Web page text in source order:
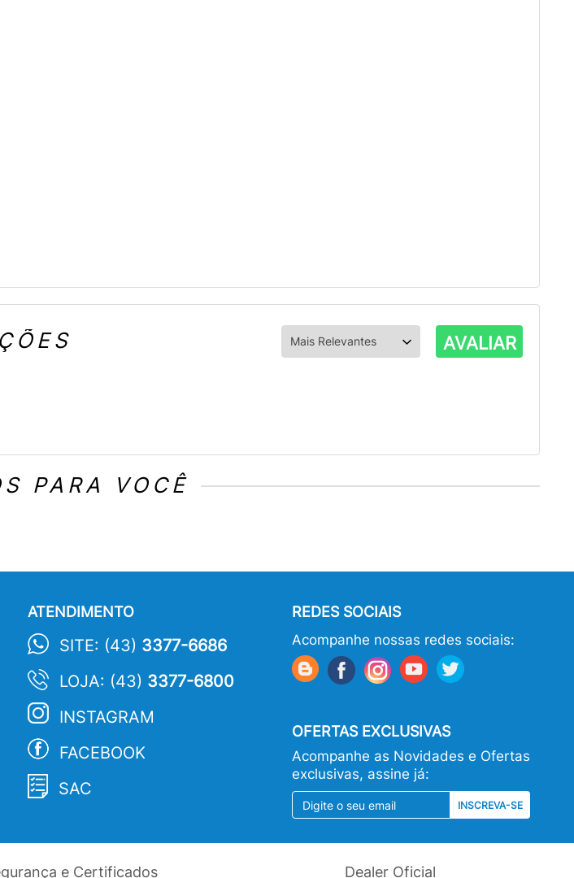
AVALIAR
PARA VOCÊ
ATENDIMENTO
SITE: (43) 3377-6686
LOJA: (43) 3377-6800
INSTAGRAM
FACEBOOK
SAC
REDES SOCIAIS
Acompanhe nossas redes sociais:
OFERTAS EXCLUSIVAS
Acompanhe as Novidades e Ofertas
exclusivas, assine já:
INSCREVA-SE
e Certificados Dealer Oficial